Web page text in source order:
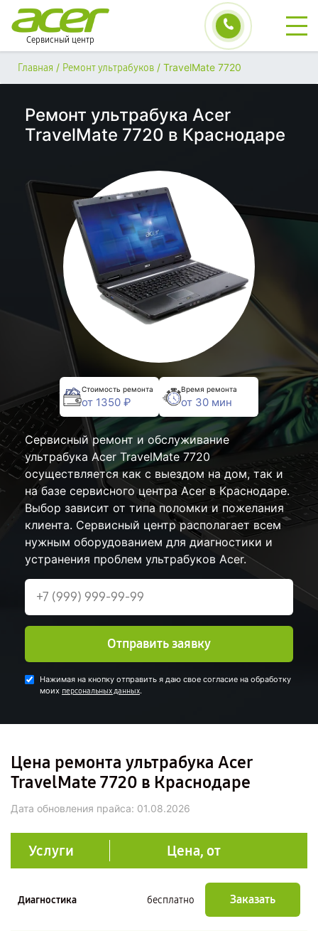
Сервисный центр
Главная / Ремонт ультрабуков / TravelMate 7720
Ремонт ультрабука Acer
TravelMate 7720 в Краснодаре
Стоимость ремонта
от 1350 ₽
Время ремонта
от 30 мин
Сервисный ремонт и обслуживание
ультрабука Acer TravelMate 7720
осуществляется как с выездом на дом, так и
на базе сервисного центра Acer в Краснодаре.
Выбор зависит от типа поломки и пожелания
клиента. Сервисный центр располагает всем
нужным оборудованием для диагностики и
устранения проблем ультрабуков Acer.
Отправить заявку
Нажимая на кнопку отправить я даю свое согласие на обработку
моих персональных данных.
Цена ремонта ультрабука Acer
TravelMate 7720 в Краснодаре
Дата обновления прайса: 01.08.2026
Услуги Цена, от
Диагностика бесплатно Заказать